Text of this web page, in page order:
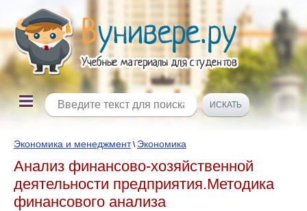
Экономика и менеджмент\ Экономика
Анализ финансово-хозяйственной
деятельности предприятия.Методика
финансового анализа